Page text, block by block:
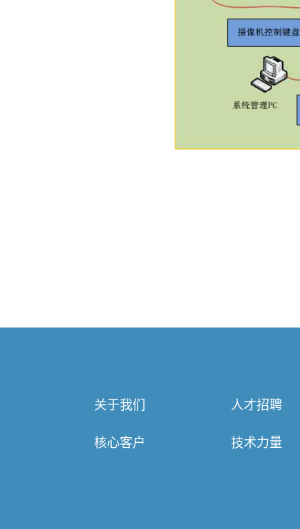
关于我们 人才招聘
核心客户 技术力量